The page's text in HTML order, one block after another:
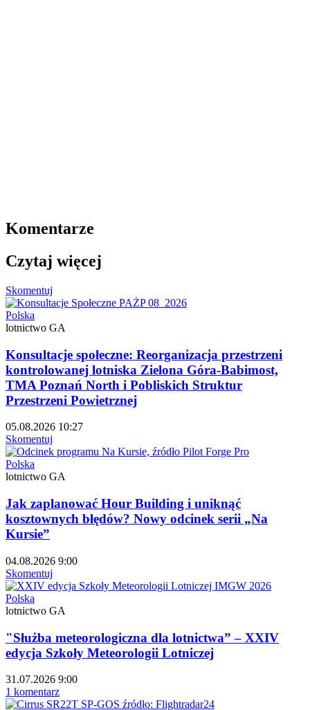
Komentarze
Czytaj więcej
Skomentuj
Polska
lotnictwo GA
Konsultacje społeczne: Reorganizacja przestrzeni
kontrolowanej lotniska Zielona Góra-Babimost,
TMA Poznań North i Pobliskich Struktur
Przestrzeni Powietrznej
05.08.2026 10:27
Skomentuj
Polska
lotnictwo GA
Jak zaplanować Hour Building i uniknąć
kosztownych błędów? Nowy odcinek serii „Na
Kursie”
04.08.2026 9:00
Skomentuj
Polska
lotnictwo GA
"Służba meteorologiczna dla lotnictwa” – XXIV
edycja Szkoły Meteorologii Lotniczej
31.07.2026 9:00
1 komentarz